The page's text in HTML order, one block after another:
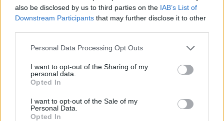
also be disclosed by us to third parties on the IAB’s List of
Downstream Participants that may further disclose it to other
Please note that this website/app uses one or more Google
not limited to your visit or usage behaviour. You may click to
grant or deny consent to Google and its third-party tags to
use your data for below specified purposes in below Google
consent section.
Personal Data Processing Opt Outs
I want to opt-out of the Sharing of my
personal data.
Opted In
I want to opt-out of the Sale of my
Personal Data.
Opted In
Η Δέσποινα Αντωνίου πέρασε 2η στη Νομική Αθήνας
Όπως λένε, τους τελευταίους μήνες η κούραση ήταν
πολλή και η ένταση μεγάλη. Έβαλαν για λίγο στην άκρη,
την κοινωνική ζωή, τον αθλητισμό και τη διασκέδαση. Η
Δέσποινα απόλυτα χαρούμενη και ήρεμη θα μας πει με
ενθουσιασμό πως «Τα μαθητικά χρόνια ήταν, τελικά,